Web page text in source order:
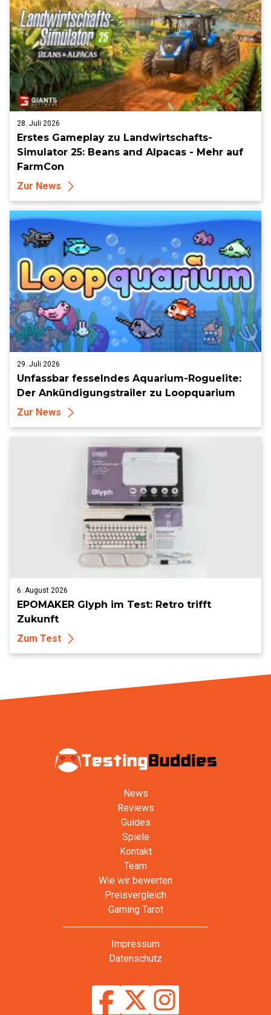
28. Juli 2026
Erstes Gameplay zu Landwirtschafts-
Simulator 25: Beans and Alpacas - Mehr auf
FarmCon
Zur News
29. Juli 2026
Unfassbar fesselndes Aquarium-Roguelite:
Der Ankündigungstrailer zu Loopquarium
Zur News
6. August 2026
EPOMAKER Glyph im Test: Retro trifft
Zukunft
Zum Test
News
Reviews
Guides
Spiele
Kontakt
Team
Wie wir bewerten
Preisvergleich
Gaming Tarot
Impressum
Datenschutz